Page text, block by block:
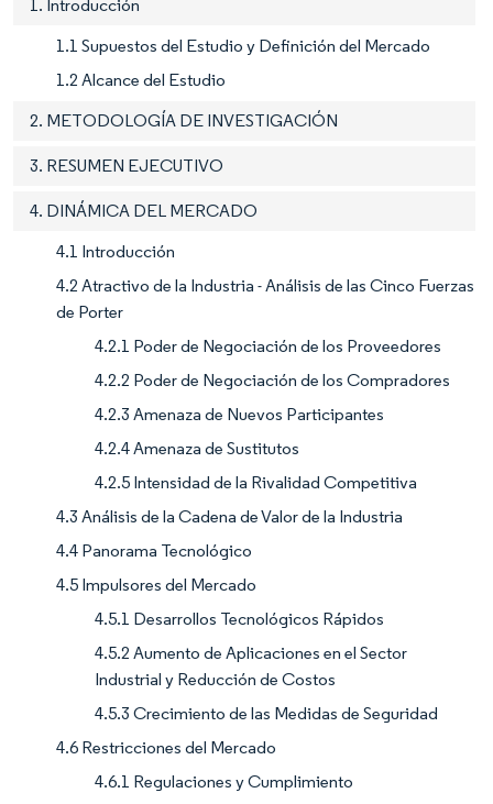
1. Introducción
1.1 Supuestos del Estudio y Definición del Mercado
1.2 Alcance del Estudio
2. METODOLOGÍA DE INVESTIGACIÓN
3. RESUMEN EJECUTIVO
4. DINÁMICA DEL MERCADO
4.1 Introducción
4.2 Atractivo de la Industria - Análisis de las Cinco Fuerzas
de Porter
4.2.1 Poder de Negociación de los Proveedores
4.2.2 Poder de Negociación de los Compradores
4.2.3 Amenaza de Nuevos Participantes
4.2.4 Amenaza de Sustitutos
4.2.5 Intensidad de la Rivalidad Competitiva
4.3 Análisis de la Cadena de Valor de la Industria
4.4 Panorama Tecnológico
4.5 Impulsores del Mercado
4.5.1 Desarrollos Tecnológicos Rápidos
4.5.2 Aumento de Aplicaciones en el Sector
Industrial y Reducción de Costos
4.5.3 Crecimiento de las Medidas de Seguridad
4.6 Restricciones del Mercado
4.6.1 Regulaciones y Cumplimiento